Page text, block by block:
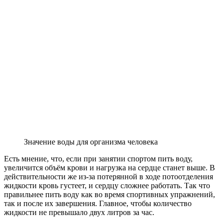
Значение воды для организма человека
Есть мнение, что, если при занятии спортом пить воду,
увеличится объём крови и нагрузка на сердце станет выше. В
действительности же из-за потерянной в ходе потоотделения
жидкости кровь густеет, и сердцу сложнее работать. Так что
правильнее пить воду как во время спортивных упражнений,
так и после их завершения. Главное, чтобы количество
жидкости не превышало двух литров за час.